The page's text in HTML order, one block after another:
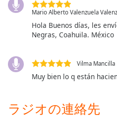
will
cancel
window.
Mario Alberto Valenzuela
Hola Buenos días, les
Negras, Coahuila. México
Vilma Mancilla
Muy bien lo q están
ラジオの連絡先